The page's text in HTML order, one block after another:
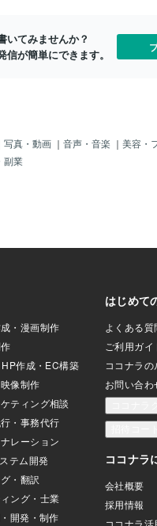
してください」
なイメージがお
りはしたくな
いてみませんか？
信が簡単にできます。
写真・動画 ｜ 音声・音楽 ｜ 美容・
副業